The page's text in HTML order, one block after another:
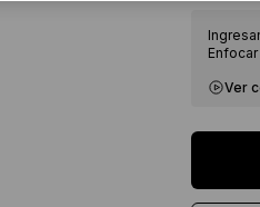
Ver